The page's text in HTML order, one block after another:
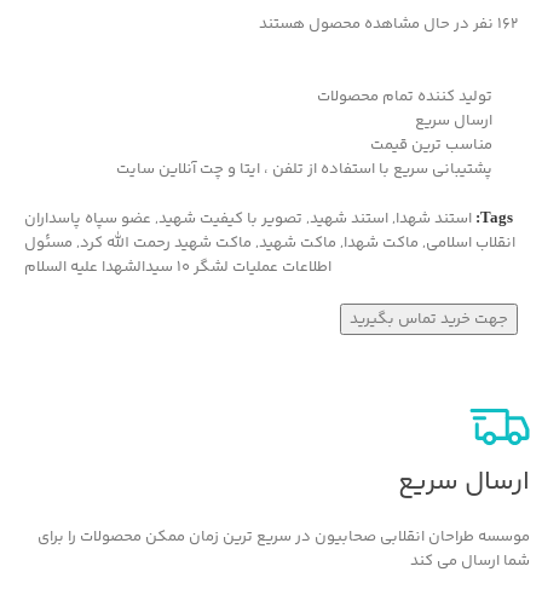
162 نفر در حال مشاهده محصول هستند
تولید کننده تمام محصولات
ارسال سریع
مناسب ترین قیمت
پشتیبانی سریع با استفاده از تلفن ، ایتا و چت آنلاین سایت
Tags: استند شهدا,استند شهید, تصویر با کیفیت شهید, عضو سپاه پاسداران
انقلاب اسلامی, ماکت شهدا, ماکت شهید, ماکت شهید رحمت الله کرد, مسئول
اطلاعات عملیات لشگر ۱۰ سیدالشهدا علیه السلام
جهت خرید تماس بگیرید
ارسال سریع
موسسه طراحان انقلابی صحابیون در سریع ترین زمان ممکن محصولات را برای
شما ارسال می کند